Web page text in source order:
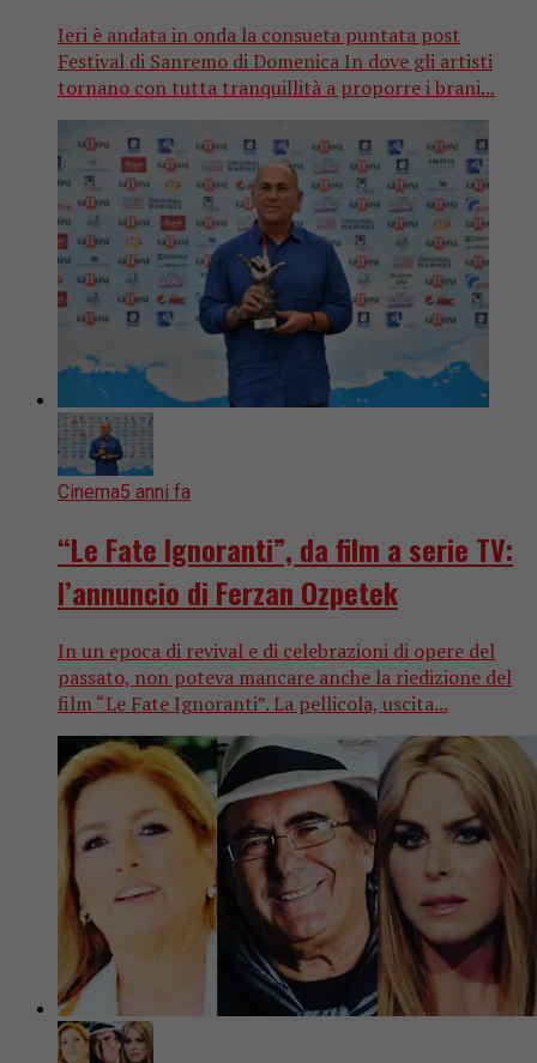
Ieri è andata in onda la consueta puntata post
Festival di Sanremo di Domenica In dove gli artisti
tornano con tutta tranquillità a proporre i brani...
Cinema5 anni fa
“Le Fate Ignoranti”, da film a serie TV:
l’annuncio di Ferzan Ozpetek
In un epoca di revival e di celebrazioni di opere del
passato, non poteva mancare anche la riedizione del
film “Le Fate Ignoranti”. La pellicola, uscita...